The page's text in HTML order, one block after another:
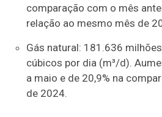
comparação com o mês
relação ao mesmo mês de
Gás natural: 181.636
cúbicos por dia (m³/d).
a maio e de 20,9% na
de 2024.